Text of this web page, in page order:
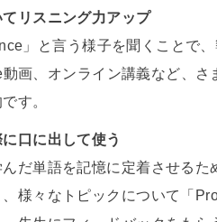
てリスニング力アップ
」と言う様子を聞くことで
画、オンライン講義など、さ
す。
口に出して使う
だ単語を記憶に定着させるた
様々なトピックについて「